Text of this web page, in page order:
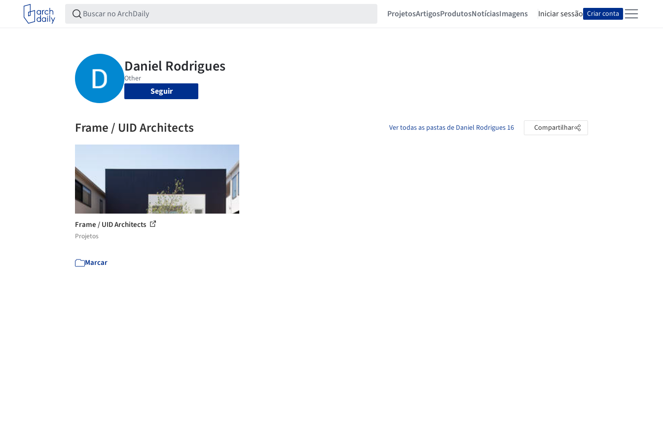
ProjetosArtigosProdutosNotíciasImagens Iniciar sessão Criar conta
Seguir
Frame / UID Architects Ver todas as pastas de Daniel Rodrigues 16 Compartilhar
Frame / UID Architects
Projetos
Marcar